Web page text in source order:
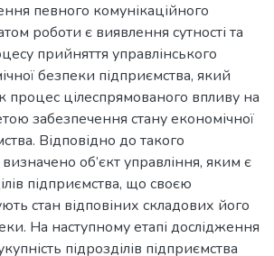
певного комунікаційного
роботи є виявлення сутності та
прийняття управлінського
безпеки підприємства, який
процес цілеспрямованого впливу на
забезпечення стану економічної
Відповідно до такого
об’єкт управління, яким є
підприємства, що своєю
стан відповіних складових його
На наступному етапі дослідження
підрозділів підприємства